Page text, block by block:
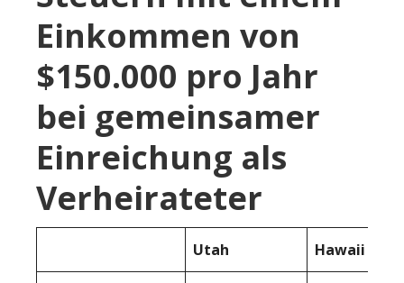
Einkommen von
$150.000 pro Jahr
bei gemeinsamer
Einreichung als
Verheirateter
Utah Hawaii